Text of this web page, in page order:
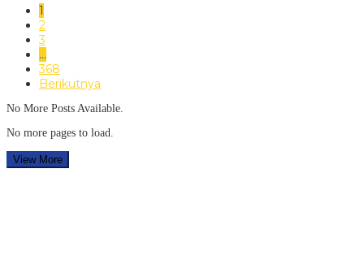
1
2
3
…
368
Berikutnya
No More Posts Available.
No more pages to load.
View More